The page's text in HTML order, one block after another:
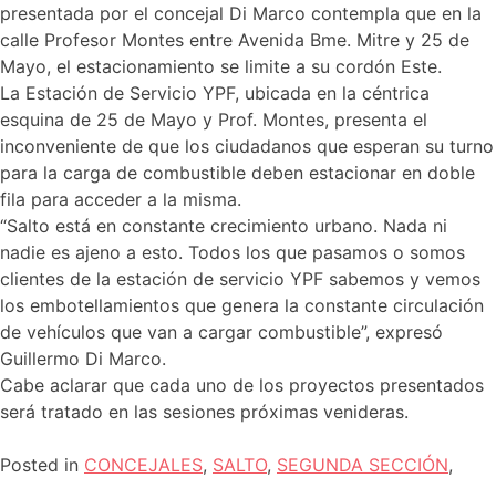
presentada por el concejal Di Marco contempla que en la
calle Profesor Montes entre Avenida Bme. Mitre y 25 de
Mayo, el estacionamiento se limite a su cordón Este.
La Estación de Servicio YPF, ubicada en la céntrica
esquina de 25 de Mayo y Prof. Montes, presenta el
inconveniente de que los ciudadanos que esperan su turno
para la carga de combustible deben estacionar en doble
fila para acceder a la misma.
“Salto está en constante crecimiento urbano. Nada ni
nadie es ajeno a esto. Todos los que pasamos o somos
clientes de la estación de servicio YPF sabemos y vemos
los embotellamientos que genera la constante circulación
de vehículos que van a cargar combustible”, expresó
Guillermo Di Marco.
Cabe aclarar que cada uno de los proyectos presentados
será tratado en las sesiones próximas venideras.
Posted in CONCEJALES, SALTO, SEGUNDA SECCIÓN,